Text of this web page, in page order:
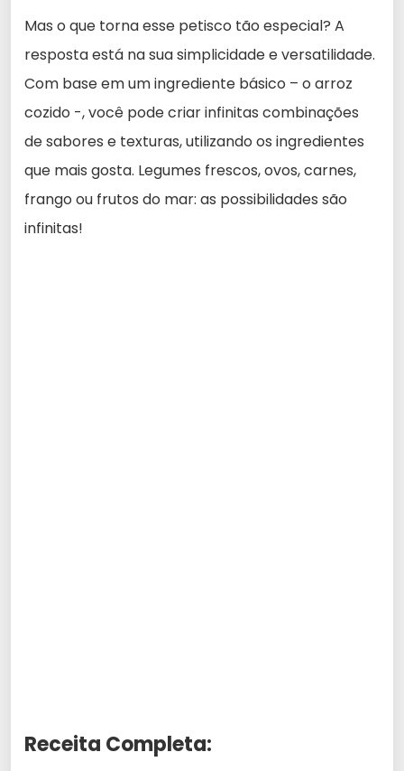
Mas o que torna esse petisco tão especial? A
resposta está na sua simplicidade e versatilidade.
Com base em um ingrediente básico – o arroz
cozido -, você pode criar infinitas combinações
de sabores e texturas, utilizando os ingredientes
que mais gosta. Legumes frescos, ovos, carnes,
frango ou frutos do mar: as possibilidades são
infinitas!
Receita Completa: